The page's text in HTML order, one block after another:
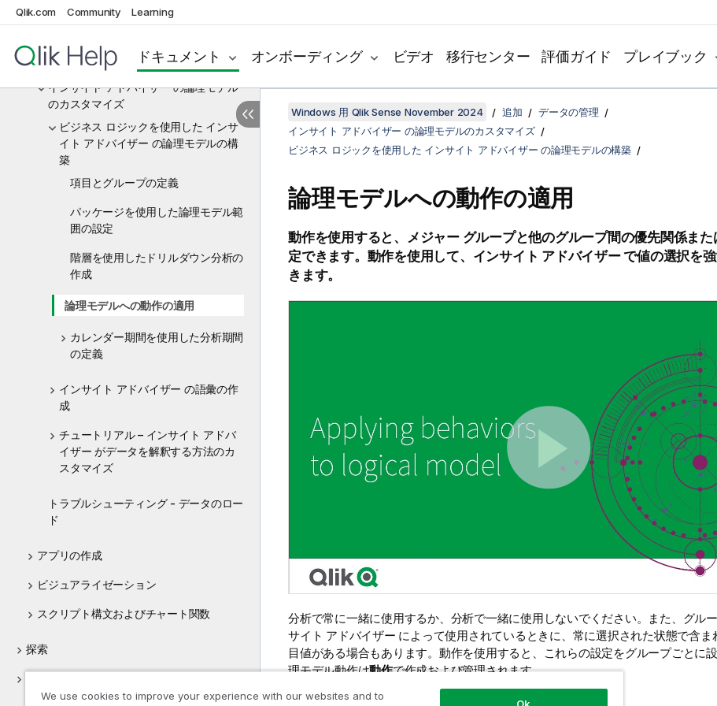
Qlik.com Community Learning
ドキュメント オンボーディング ビデオ 移行センター 評価ガイド プレイブック
データ モデルの表示および変換
ス
インサイト アドバイザー の論理モデル
のカスタマイズ
ビジネス ロジックを使用した インサ
イト アドバイザー の論理モデルの構
築
項目とグループの定義
パッケージを使用した論理モデル範
囲の設定
階層を使用したドリルダウン分析の
作成
論理モデルへの動作の適用
カレンダー期間を使用した分析期間
の定義
インサイト アドバイザー の語彙の作
成
チュートリアル – インサイト アドバ
イザー がデータを解釈する方法のカ
スタマイズ
トラブルシューティング - データのロー
ド
アプリの作成
ビジュアライゼーション
スクリプト構文およびチャート関数
探索
Windows 用 Qlik Sense November 2024 追加
データの管理
インサイト アドバイザー の論理モデルのカスタマイズ
ビジネス ロジックを使用した インサイト アドバイザー の論理モデルの構築
論理モデルへの動作の適用
動作を使用すると、メジャー グループと他のグループ間の優先関係ま
定できます。動作を使用して、インサイト アドバイザー で値の選択を
きます。
分析で常に一緒に使用するか、分析で一緒に使用しないでください。また、グル
サイト アドバイザー によって使用されているときに、常に選択された状態で含ま
目値がある場合もあります。動作を使用すると、これらの設定をグループごとに
理モデル動作は動作で作成および管理されます。
論理モデルでは次の動作を使用できます。
We use cookies to improve your experience with our websites and to